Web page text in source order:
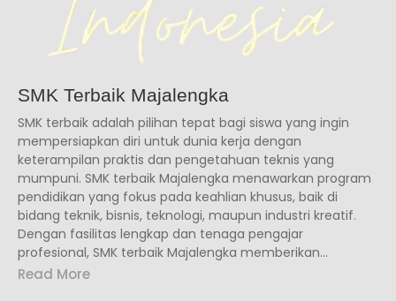
SMK Terbaik Majalengka
SMK terbaik adalah pilihan tepat bagi siswa yang ingin
mempersiapkan diri untuk dunia kerja dengan
keterampilan praktis dan pengetahuan teknis yang
mumpuni. SMK terbaik Majalengka menawarkan program
pendidikan yang fokus pada keahlian khusus, baik di
bidang teknik, bisnis, teknologi, maupun industri kreatif.
Dengan fasilitas lengkap dan tenaga pengajar
profesional, SMK terbaik Majalengka memberikan...
Read More